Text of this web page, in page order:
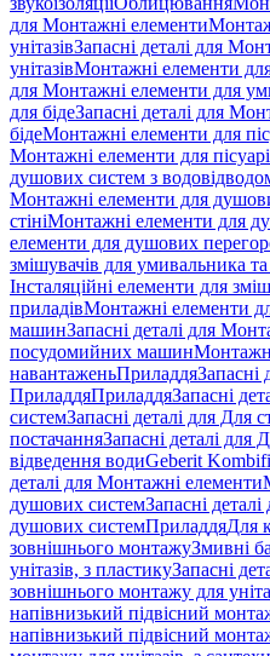
для Монтажні елементи
унітазівЗапасні деталі для
унітазівМонтажні елементи
для Монтажні елементи для
для бідеЗапасні деталі для
бідеМонтажні елементи для
Монтажні елементи для
душових систем з
Монтажні елементи для
стініМонтажні елементи для
елементи для душових
змішувачів для умивальника
Інсталяційні елементи для
приладівМонтажні елементи
машинЗапасні деталі для
посудомийних машин
навантаженьПриладдяЗапасні
ПриладдяПриладдяЗапасні
системЗапасні деталі для Для
постачанняЗапасні деталі для
відведення водиGeberit
деталі для Монтажні елементи
душових системЗапасні
душових системПриладдяДля
зовнішнього монтажуЗмивні
унітазів, з пластикуЗапасні
зовнішнього монтажу для
напівнизький підвісний
напівнизький підвісний